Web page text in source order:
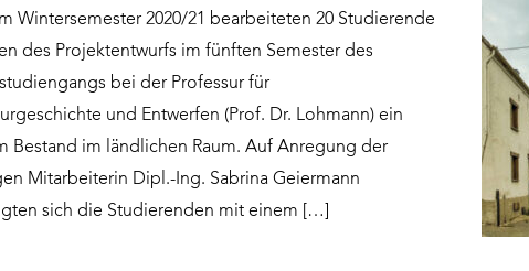
Wintersemester 2020/21 bearbeiteten 20 Studierende
des Projektentwurfs im fünften Semester des
bei der Professur für
und Entwerfen (Prof. Dr. Lohmann) ein
Bestand im ländlichen Raum. Auf Anregung der
Mitarbeiterin Dipl.-Ing. Sabrina Geiermann
sich die Studierenden mit einem […]